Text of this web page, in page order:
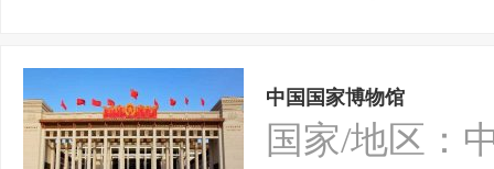
中国国家博物馆
国家/地区：